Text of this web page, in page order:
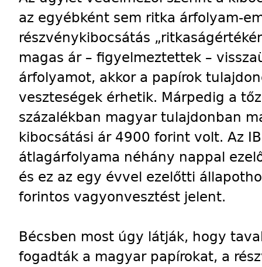
az egyébként sem ritka árfolyam-
részvénykibocsátás
magas ár – figyelmeztettek –
árfolyamot, akkor a papírok
veszteségek érhetik. Márpedig a
százalékban magyar tulajdonban
kibocsátási ár 4900 forint volt. Az
átlagárfolyama néhány nappal
és ez az egy évvel ezelőtti
forintos vagyonvesztést jelent.
Bécsben most úgy látják, hogy
fogadták a magyar papírokat, a